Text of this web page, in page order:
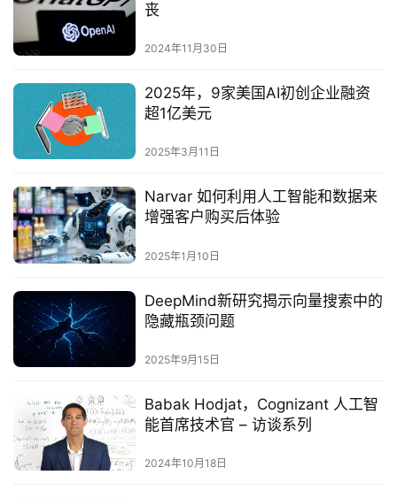
丧
2024年11月30日
2025年，9家美国AI初创企业融资
超1亿美元‌
2025年3月11日
Narvar 如何利用人工智能和数据来
增强客户购买后体验
2025年1月10日
DeepMind新研究揭示向量搜索中的
隐藏瓶颈问题‌
2025年9月15日
Babak Hodjat，Cognizant 人工智
能首席技术官 – 访谈系列
2024年10月18日